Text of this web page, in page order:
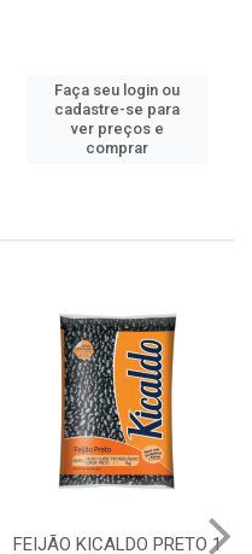
Faça seu login ou
cadastre-se para
ver preços e
comprar
FEIJÃO KICALDO PRETO 1